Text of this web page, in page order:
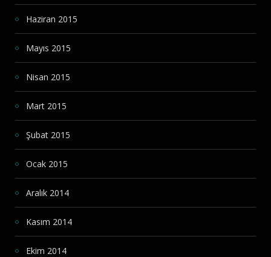
Haziran 2015
Mayıs 2015
Nisan 2015
Mart 2015
Şubat 2015
Ocak 2015
Aralık 2014
Kasım 2014
Ekim 2014